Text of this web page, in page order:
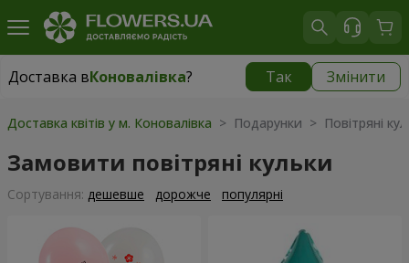
Доставка вКоновалівка? Так Змінити
Доставка вКоновалівка|
Доставка квітів у м. Коновалівка > Подарунки > Повітряні
Замовити повітряні кульки
Сортування: дешевше дорожче популярні